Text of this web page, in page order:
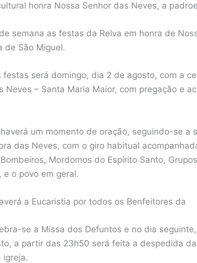
honra Nossa Senhor das Neves, a
semana as festas da Relva em honra de
de São Miguel.
festas será domingo, dia 2 de agosto, com a
Neves – Santa Maria Maior, com pregação e
um momento de oração, seguindo-se a
das Neves, com o giro habitual
Mordomos do Espírito Santo,
e o povo em geral.
a Eucaristia por todos os Benfeitores da
se a Missa dos Defuntos e no dia
a partir das 23h50 será feita a despedida
igreja.